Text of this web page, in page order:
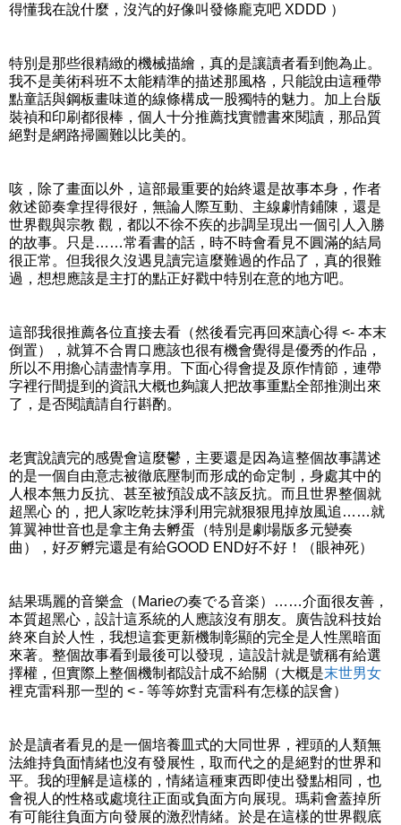
得懂我在說什麼，沒汽的好像叫發條龐克吧 XDDD ）
特別是那些很精緻的機械描繪，真的是讓讀者看到飽為止。
我不是美術科班不太能精準的描述那風格，只能說由這種帶
點童話與鋼板畫味道的線條構成一股獨特的魅力。加上台版
裝禎和印刷都很棒，個人十分推薦找實體書來閱讀，那品質
絕對是網路掃圖難以比美的。
咳，除了畫面以外，這部最重要的始終還是故事本身，作者
敘述節奏拿捏得很好，無論人際互動、主線劇情鋪陳，還是
世界觀與宗教 觀，都以不徐不疾的步調呈現出一個引人入勝
的故事。只是……常看書的話，時不時會看見不圓滿的結局
很正常。但我很久沒遇見讀完這麼難過的作品了，真的很難
過，想想應該是主打的點正好戳中特別在意的地方吧。
這部我很推薦各位直接去看（然後看完再回來讀心得 <- 本末
倒置），就算不合胃口應該也很有機會覺得是優秀的作品，
所以不用擔心請盡情享用。下面心得會提及原作情節，連帶
字裡行間提到的資訊大概也夠讓人把故事重點全部推測出來
了，是否閱讀請自行斟酌。
老實說讀完的感覺會這麼鬱，主要還是因為這整個故事講述
的是一個自由意志被徹底壓制而形成的命定制，身處其中的
人根本無力反抗、甚至被預設成不該反抗。而且世界整個就
超黑心 的，把人家吃乾抹淨利用完就狠狠甩掉放風追……就
算翼神世音也是拿主角去孵蛋（特別是劇場版多元變奏
曲），好歹孵完還是有給GOOD END好不好！（眼神死）
結果瑪麗的音樂盒（Marieの奏でる音楽）……介面很友善，
本質超黑心，設計這系統的人應該沒有朋友。廣告說科技始
終來自於人性，我想這套更新機制彰顯的完全是人性黑暗面
來著。整個故事看到最後可以發現，這設計就是號稱有給選
擇權，但實際上整個機制都設計成不給關（大概是末世男女
裡克雷科那一型的 < - 等等妳對克雷科有怎樣的誤會）
於是讀者看見的是一個培養皿式的大同世界，裡頭的人類無
法維持負面情緒也沒有發展性，取而代之的是絕對的世界和
平。我的理解是這樣的，情緒這種東西即使出發點相同，也
會視人的性格或處境往正面或負面方向展現。瑪莉會蓋掉所
有可能往負面方向發展的激烈情緒。於是在這樣的世界觀底